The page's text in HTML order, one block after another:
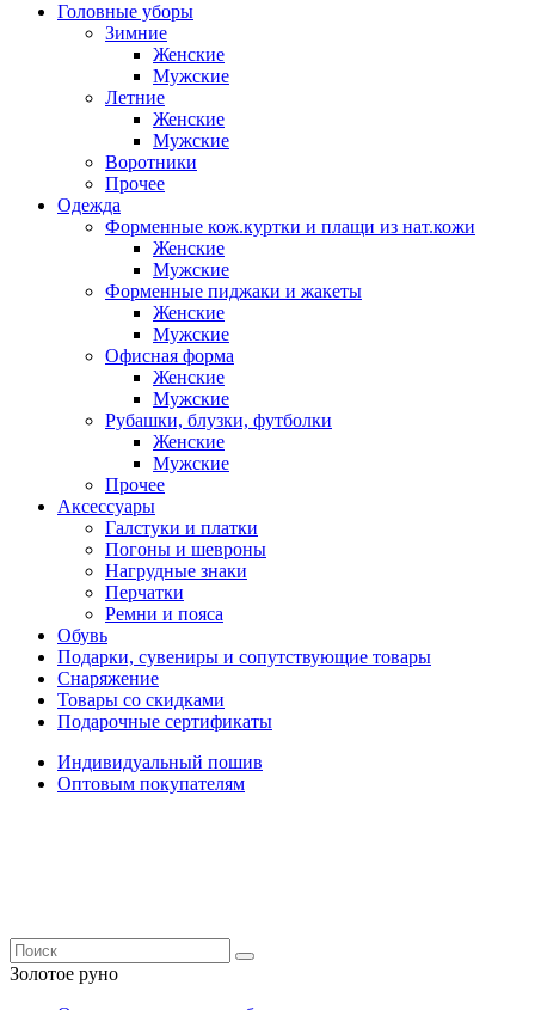
Головные уборы
Зимние
Женские
Мужские
Летние
Женские
Мужские
Воротники
Прочее
Одежда
Форменные кож.куртки и плащи из нат.кожи
Женские
Мужские
Форменные пиджаки и жакеты
Женские
Мужские
Офисная форма
Женские
Мужские
Рубашки, блузки, футболки
Женские
Мужские
Прочее
Аксессуары
Галстуки и платки
Погоны и шевроны
Нагрудные знаки
Перчатки
Ремни и пояса
Обувь
Подарки, сувениры и сопутствующие товары
Снаряжение
Товары со скидками
Подарочные сертификаты
Индивидуальный пошив
Оптовым покупателям
Золотое руно